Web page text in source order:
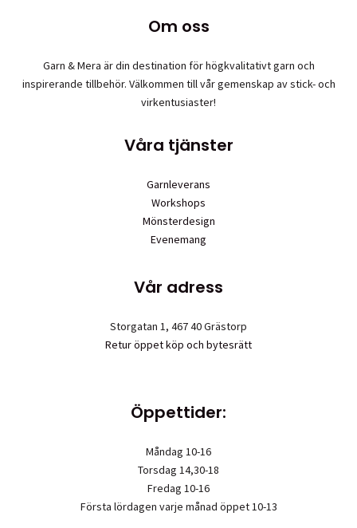
Om oss
Garn & Mera är din destination för högkvalitativt garn och
inspirerande tillbehör. Välkommen till vår gemenskap av stick- och
virkentusiaster!
Våra tjänster
Garnleverans
Workshops
Mönsterdesign
Evenemang
Vår adress
Storgatan 1, 467 40 Grästorp
Retur öppet köp och bytesrätt
Öppettider:
Måndag 10-16
Torsdag 14,30-18
Fredag 10-16
Första lördagen varje månad öppet 10-13